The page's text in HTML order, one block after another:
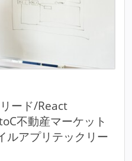
ード/React
不動産マーケット
ルアプリテックリー